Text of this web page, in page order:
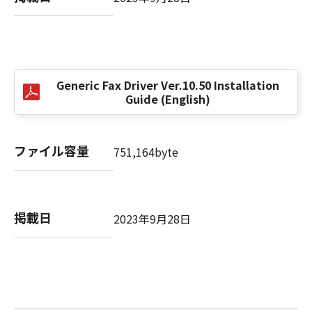
10．分離可能性
の他の条項は完全に有効に存続するものとしま
す。
キヤノン株式会社
Generic Fax Driver Ver.10.50 Installation
Guide (English)
ファイル容量 751,164byte
掲載日 2023年9月28日